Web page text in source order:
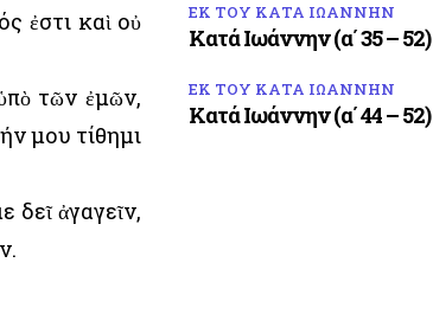
ἐστι καὶ οὐ
τῶν ἐμῶν,
μου τίθημι
δεῖ ἀγαγεῖν,
ΕΚ ΤΟΥ ΚΑΤΑ ΙΩΑΝΝΗΝ
Κατά Ιωάννην (α΄ 35 – 52)
ΕΚ ΤΟΥ ΚΑΤΑ ΙΩΑΝΝΗΝ
Κατά Ιωάννην (α΄ 44 – 52)